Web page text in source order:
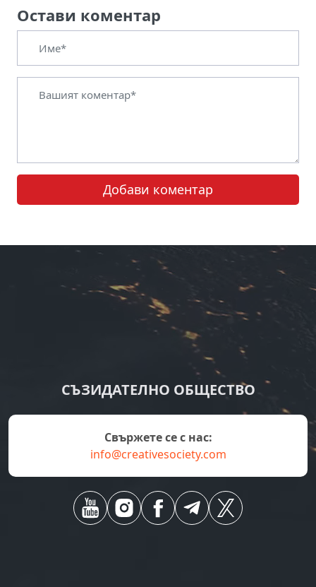
Остави коментар
Добави коментар
СЪЗИДАТЕЛНО ОБЩЕСТВО
Свържете се с нас:
info@creativesociety.com